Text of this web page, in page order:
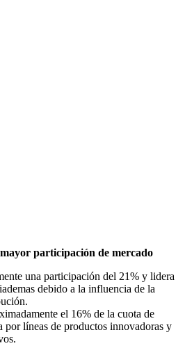
participación de mercado
una participación del 21% y lidera
debido a la influencia de la
el 16% de la cuota de
por líneas de productos innovadoras y